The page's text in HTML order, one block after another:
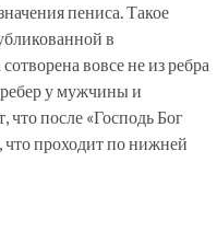
пениса. Такое
в
вовсе не из ребра
ребер у мужчины и
после «Господь Бог
что проходит по нижней